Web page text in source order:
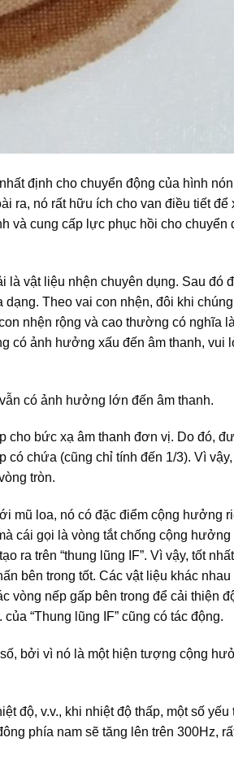
định cho chuyển động của hình
ra, nó rất hữu ích cho van điều tiết để
và cung cấp lực phục hồi cho chuyển
là vật liệu nhện chuyên dụng. Sau đó
Theo vai con nhện, đôi khi
nhện rộng và cao thường có nghĩa
có ảnh hưởng xấu đến âm thanh, vui
có ảnh hưởng lớn đến âm thanh.
cho bức xạ âm thanh đơn vị. Do đó,
có chứa (cũng chỉ tính đến 1/3). Vì
tròn.
mũ loa, nó có đặc điểm cộng hưởng
cái gọi là vòng tắt chống cộng hưởng
ra trên “thung lũng IF”. Vì vậy, tốt
bên trong tốt. Các vật liệu khác nhau
vòng nếp gấp bên trong để cải thiện
“Thung lũng IF” cũng có tác động.
bởi vì nó là một hiện tượng cộng
độ, v.v., khi nhiệt độ thấp, một số yếu
phía nam sẽ tăng lên trên 300Hz,